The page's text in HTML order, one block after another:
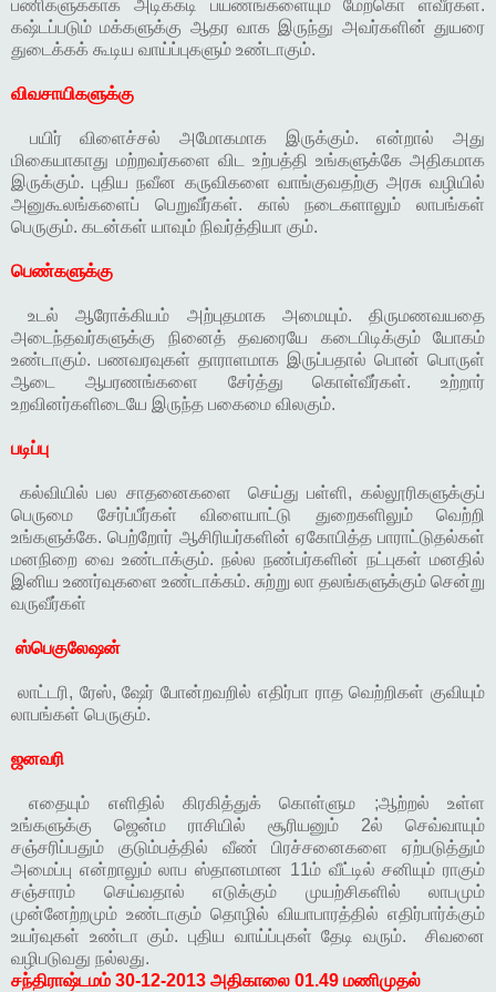
பணிகளுக்காக அடிக்கடி பயணங்களையும் மேற்கொ ள்வீர்கள்.
கஷ்டப்படும் மக்களுக்கு ஆதர வாக இருந்து அவர்களின் துயரை
துடைக்கக் கூடிய வாய்ப்புகளும் உண்டாகும்.
விவசாயிகளுக்கு
பயிர் விளைச்சல் அமோகமாக இருக்கும். என்றால் அது
மிகையாகாது மற்றவர்களை விட உற்பத்தி உங்களுக்கே அதிகமாக
இருக்கும். புதிய நவீன கருவிகளை வாங்குவதற்கு அரசு வழியில்
அனுகூலங்களைப் பெறுவீர்கள். கால் நடைகளாலும் லாபங்கள்
பெருகும். கடன்கள் யாவும் நிவர்த்தியா கும்.
பெண்களுக்கு
உடல் ஆரோக்கியம் அற்புதமாக அமையும். திருமணவயதை
அடைந்தவர்களுக்கு நினைத் தவரையே கடைபிடிக்கும் யோகம்
உண்டாகும். பணவரவுகள் தாராளமாக இருப்பதால் பொன் பொருள்
ஆடை ஆபரணங்களை சேர்த்து கொள்வீர்கள். உற்றார்
உறவினர்களிடையே இருந்த பகைமை விலகும்.
படிப்பு
கல்வியில் பல சாதனைகளை செய்து பள்ளி, கல்லூரிகளுக்குப்
பெருமை சேர்ப்பீர்கள் விளையாட்டு துறைகளிலும் வெற்றி
உங்களுக்கே. பெற்றோர் ஆசிரியர்களின் ஏகோபித்த பாராட்டுதல்கள்
மனநிறை வை உண்டாக்கும். நல்ல நண்பர்களின் நட்புகள் மனதில்
இனிய உணர்வுகளை உண்டாக்கம். சுற்று லா தலங்களுக்கும் சென்று
வருவீர்கள்
ஸ்பெகுலேஷன்
லாட்டரி, ரேஸ், ஷேர் போன்றவறில் எதிர்பா ராத வெற்றிகள் குவியும்
லாபங்கள் பெருகும்.
ஜனவரி
எதையும் எளிதில் கிரகித்துக் கொள்ளும ;ஆற்றல் உள்ள
உங்களுக்கு ஜென்ம ராசியில் சூரியனும் 2ல் செவ்வாயும்
சஞ்சரிப்பதும் குடும்பத்தில் வீண் பிரச்சனைகளை ஏற்படுத்தும்
அமைப்பு என்றாலும் லாப ஸ்தானமான 11ம் வீட்டில் சனியும் ராகும்
சஞ்சாரம் செய்வதால் எடுக்கும் முயற்சிகளில் லாபமும்
முன்னேற்றமும் உண்டாகும் தொழில் வியாபாரத்தில் எதிர்பார்க்கும்
உயர்வுகள் உண்டா கும். புதிய வாய்ப்புகள் தேடி வரும். சிவனை
வழிபடுவது நல்லது.
சந்திராஷ்டமம் 30-12-2013 அதிகாலை 01.49 மணிமுதல்